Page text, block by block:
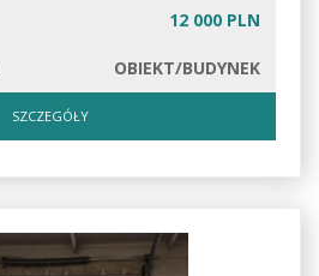
12 000 PLN
OBIEKT/BUDYNEK
SZCZEGÓŁY